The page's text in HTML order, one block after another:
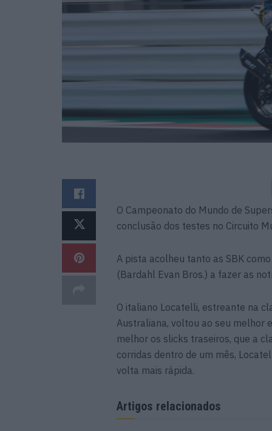
O Campeonato do Mundo de
conclusão dos testes no Circuito
A pista acolheu tanto as SBK
(Bardahl Evan Bros.) a fazer as
O italiano Locatelli, estreante na
Australiana, voltou ao seu melhor
melhor os slicks traseiros, que a
corridas dentro de um mês,
volta mais rápida.
Artigos relacionados